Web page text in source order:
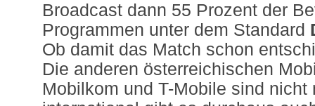
Broadcast dann 55 Prozent der
Programmen unter dem Standard
Ob damit das Match schon
Die anderen österreichischen
Mobilkom und T-Mobile sind nicht